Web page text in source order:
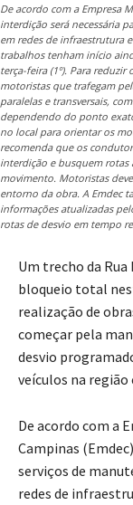
De acordo com a Empresa
interdição será necessária
em redes de infraestrutura
trabalhos tenham início
terça-feira (1º). Para
motoristas que trafegam
paralelas e transversais,
dependendo do ponto
no local para orientar os
recomenda que os
interdição e busquem
movimento. Motoristas
entorno da obra. A Emdec
informações atualizadas
rotas de desvio em tempo
Um trecho da
bloqueio total
realização de
começar pela
desvio
veículos na
De acordo com a
Campinas
serviços de
redes de